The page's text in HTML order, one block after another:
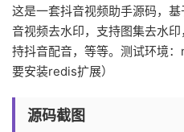
这是一套抖音视频助手源码，
音视频去水印，支持图集去水
持抖音配音，等等。测试环境
要安装redis扩展）
源码截图